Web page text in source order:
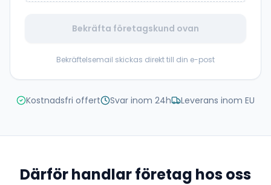
Bekräfta företagskund ovan
Bekräftelsemail skickas direkt till din e-post
Kostnadsfri offert Svar inom 24h Leverans inom EU
Därför handlar företag hos oss